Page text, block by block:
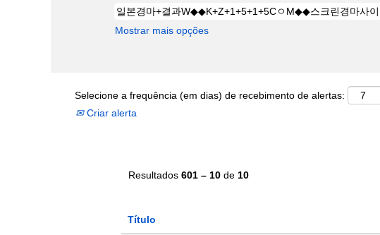
Mostrar mais opções
Selecione a frequência (em dias) de recebimento de alertas:
Criar alerta
Resultados 601 – 10 de 10
Título